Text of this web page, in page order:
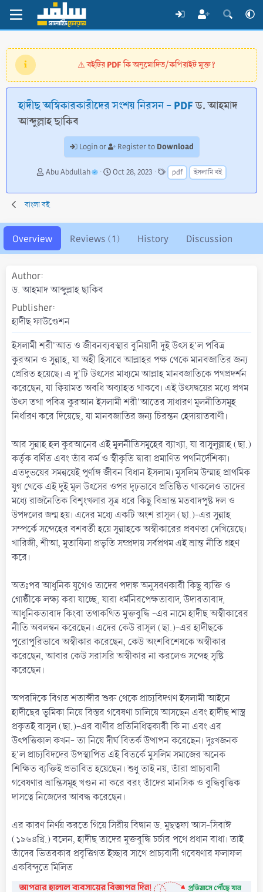
⚠️বইটির PDF কি অনুমোদিত/কপিরাইট মুক্ত?
হাদীছ অস্বিকারকারীদের সংশয় নিরসন - PDFড. আহমাদ
আব্দুল্লাহ ছাকিব
Login or Register to Download
A
t
h
r
Abu Abdullah
C
e
i
o
Oct 28, 2023
T
a
g
pdf ইসলামি বই
বাংলা বই
Overview Reviews (1) History Discussion
Author
ড. আহমাদ আব্দুল্লাহ ছাকিব
Publisher
হাদীছ ফাউণ্ডেশন
ইসলামী শরী'আত ও জীবনব্যবস্থার বুনিয়াদী দুই উৎস হ'ল পবিত্র
কুরআন ও সুন্নাহ, যা অহী হিসাবে আল্লাহর পক্ষ থেকে মানবজাতির জন্য
প্রেরিত হয়েছে। এ দু'টি উৎসের মাধ্যমে আল্লাহ মানবজাতিকে পথপ্রদর্শন
করেছেন, যা ক্বিয়ামত অবধি অব্যাহত থাকবে। এই উৎসদ্বয়ের মধ্যে প্রথম
উৎস তথা পবিত্র কুরআন ইসলামী শরী'আতের সাধারণ মূলনীতিসমূহ
নির্ধারণ করে দিয়েছে, যা মানবজাতির জন্য চিরন্তন হেদায়াতবাণী।
আর সুন্নাহ হল কুরআনের এই মূলনীতিসমূহের ব্যাখ্যা, যা রাসূলুল্লাহ (ছা.)
কর্তৃক বর্ণিত এবং তাঁর কর্ম ও স্বীকৃতি দ্বারা প্রমাণিত পথনির্দেশিকা।
এতদুভয়ের সমন্বয়েই পূর্ণাঙ্গ জীবন বিধান ইসলাম। মুসলিম উম্মাহ প্রাথমিক
যুগ থেকে এই দুই মূল উৎসের ওপর দৃঢ়ভাবে প্রতিষ্ঠিত থাকলেও তাদের
মধ্যে রাজনৈতিক বিশৃংখলার সূত্র ধরে কিছু বিভ্রান্ত মতবাদপুষ্ট দল ও
উপদলের জন্ম হয়। এদের মধ্যে একটি অংশ রাসূল (ছা.)-এর সুন্নাহ
সম্পর্কে সন্দেহের বশবর্তী হয়ে সুন্নাহকে অস্বীকারের প্রবণতা দেখিয়েছে।
খারিজী, শীআ, মুতাযিলা প্রভৃতি সম্প্রদায় সর্বপ্রথম এই ভ্রান্ত নীতি গ্রহণ
করে।
অতঃপর আধুনিক যুগেও তাদের পদাঙ্ক অনুসরণকারী কিছু ব্যক্তি ও
গোষ্ঠীকে লক্ষ্য করা যাচ্ছে, যারা ধর্মনিরপেক্ষতাবাদ, উদারতাবাদ,
আধুনিকতাবাদ কিংবা তথাকথিত মুক্তবুদ্ধি -এর নামে হাদীছ অস্বীকারের
নীতি অবলম্বন করেছেন। এদের কেউ রাসূল (ছা.)-এর হাদীছকে
পুরোপুরিভাবে অস্বীকার করেছেন, কেউ অংশবিশেষকে অস্বীকার
করেছেন, আবার কেউ সরাসরি অস্বীকার না করলেও সন্দেহ সৃষ্টি
করেছেন।
অপরদিকে বিগত শতাব্দীর শুরু থেকে প্রাচ্যবিদগণ ইসলামী আইনে
হাদীছের ভূমিকা নিয়ে বিস্তর গবেষণা চালিয়ে আসছেন এবং হাদীছ শাস্ত্ৰ
প্ৰকৃতই রাসূল (ছা.)-এর বাণীর প্রতিনিধিত্বকারী কি না এবং এর
উৎপত্তিকাল কখন- তা নিয়ে দীর্ঘ বিতর্ক উত্থাপন করেছেন। দুঃখজনক
হ'ল প্রাচ্যবিদদের উপস্থাপিত এই বিতর্কে মুসলিম সমাজের অনেক
শিক্ষিত ব্যক্তিই প্রভাবিত হয়েছেন। শুধু তাই নয়, তাঁরা প্রাচ্যবাদী
গবেষণার ভ্রান্তিসমূহ খণ্ডন না করে বরং তাঁদের মানসিক ও বুদ্ধিবৃত্তিক
দাসত্বে নিজেদের আবদ্ধ করেছেন।
এর কারণ নির্ণয় করতে গিয়ে সিরীয় বিদ্বান ড. মুছত্বফা আস-সিবাঈ
(১৯৬৪খ্রি.) বলেন, হাদীছ তাদের মুক্তবুদ্ধি চর্চার পথে প্রধান বাধা। তাই
তাঁদের ভিতরকার প্রবৃত্তিগত ইচ্ছার সাথে প্রাচ্যবাদী গবেষণার ফলাফল
একবিন্দুতে মিলিত